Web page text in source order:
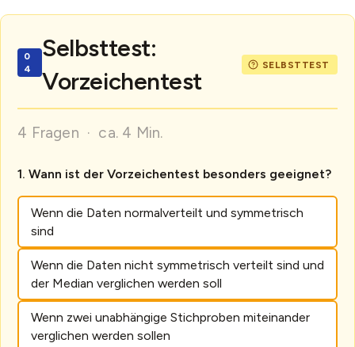
Selbsttest:
Vorzeichentest
4 Fragen · ca. 4 Min.
Wann ist der Vorzeichentest besonders geeignet?
Wenn die Daten normalverteilt und symmetrisch
sind
Wenn die Daten nicht symmetrisch verteilt sind und
der Median verglichen werden soll
Wenn zwei unabhängige Stichproben miteinander
verglichen werden sollen